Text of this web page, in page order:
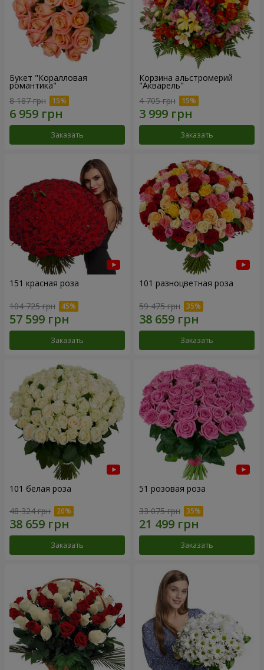
Букет "Коралловая
романтика"
8 187 грн
Заказать
Корзина альстромерий
"Акварель"
4 705 грн
Заказать
151 красная роза
104 725 грн
Заказать
101 разноцветная роза
59 475 грн
Заказать
101 белая роза
48 324 грн
Заказать
51 розовая роза
33 075 грн
Заказать